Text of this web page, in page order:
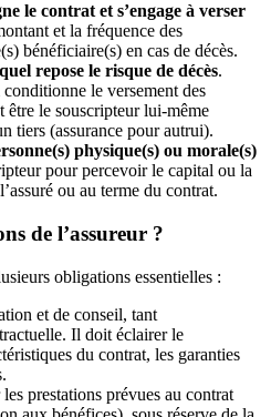
le contrat et s’engage à verser
et la fréquence des
bénéficiaire(s) en cas de décès.
repose le risque de décès.
le versement des
être le souscripteur lui-même
tiers (assurance pour autrui).
physique(s) ou morale(s)
pour percevoir le capital ou la
ou au terme du contrat.
de l’assureur ?
obligations essentielles :
et de conseil, tant
Il doit éclairer le
du contrat, les garanties
prestations prévues au contrat